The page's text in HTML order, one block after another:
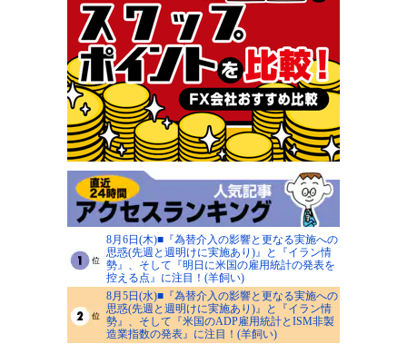
8月6日(木)■『為替介入の影響と更なる実施への
思惑(先週と週明けに実施あり)』と『イラン情
勢』、そして『明日に米国の雇用統計の発表を
控える点』に注目！(羊飼い)
8月5日(水)■『為替介入の影響と更なる実施への
思惑(先週と週明けに実施あり)』と『イラン情
勢』、そして『米国のADP雇用統計とISM非製
造業指数の発表』に注目！(羊飼い)